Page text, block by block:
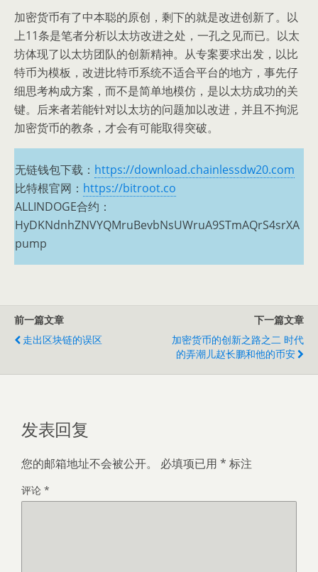
加密货币有了中本聪的原创，剩下的就是改进创新了。以
上11条是笔者分析以太坊改进之处，一孔之见而已。以太
坊体现了以太坊团队的创新精神。从专案要求出发，以比
特币为模板，改进比特币系统不适合平台的地方，事先仔
细思考构成方案，而不是简单地模仿，是以太坊成功的关
键。后来者若能针对以太坊的问题加以改进，并且不拘泥
加密货币的教条，才会有可能取得突破。
无链钱包下载： https://download.chainlessdw20.com
比特根官网： https://bitroot.co
ALLINDOGE合约：
HyDKNdnhZNVYQMruBevbNsUWruA9STmAQrS4srXA
pump
前一篇文章
走出区块链的误区
下一篇文章
加密货币的创新之路之二 时代
的弄潮儿赵长鹏和他的币安
发表回复
您的邮箱地址不会被公开。 必填项已用 * 标注
评论 *